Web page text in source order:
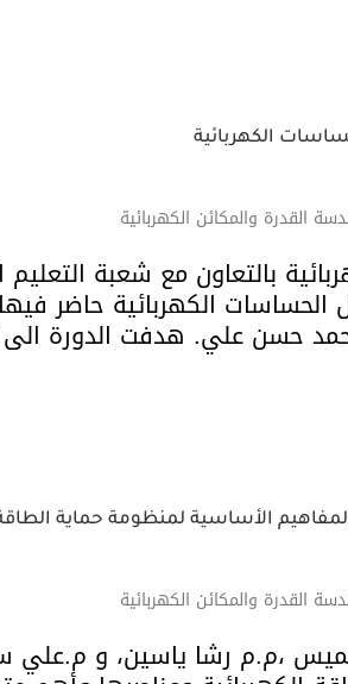
الكهربائية
القدرة والمكائن الكهربائية
بالتعاون مع شعبة
الحساسات الكهربائية حاضر
حسن علي. هدفت الدورة
الأساسية لمنظومة حماية الطاقة
القدرة والمكائن الكهربائية
،م.م رشا ياسين، و م.علي